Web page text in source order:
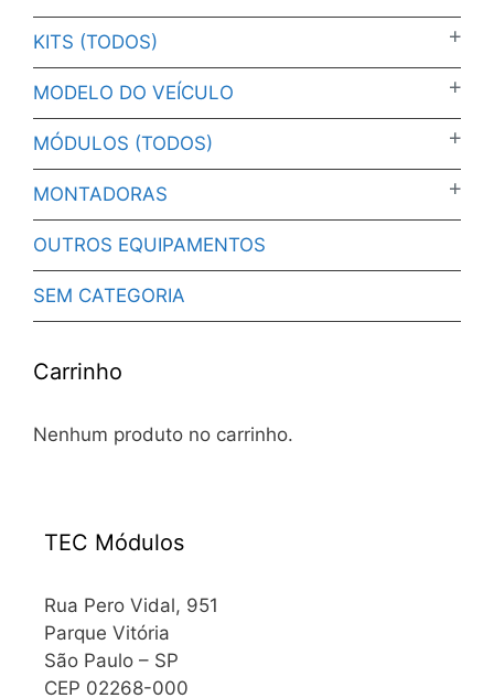
KITS (TODOS)
MODELO DO VEÍCULO
MÓDULOS (TODOS)
MONTADORAS
OUTROS EQUIPAMENTOS
SEM CATEGORIA
Carrinho
Nenhum produto no carrinho.
TEC Módulos
Rua Pero Vidal, 951
Parque Vitória
São Paulo – SP
CEP 02268-000